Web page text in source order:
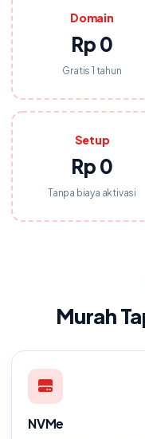
Domain
Rp 0
Gratis 1 tahun
Setup
Rp 0
Tanpa biaya aktivasi
Murah
NVMe